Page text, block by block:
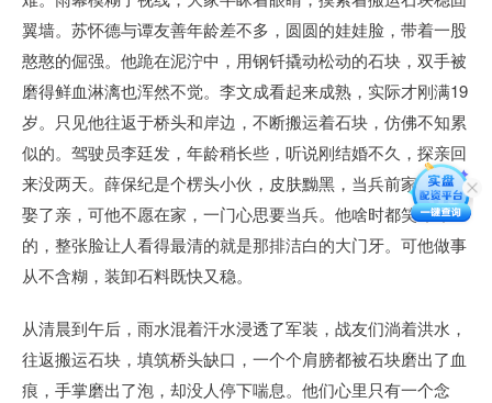
翼墙。苏怀德与谭友善年龄差不多，圆圆的娃娃脸，带着一股
憨憨的倔强。他跪在泥泞中，用钢钎撬动松动的石块，双手被
磨得鲜血淋漓也浑然不觉。李文成看起来成熟，实际才刚满19
岁。只见他往返于桥头和岸边，不断搬运着石块，仿佛不知累
似的。驾驶员李廷发，年龄稍长些，听说刚结婚不久，探亲回
来没两天。薛保纪是个楞头小伙，皮肤黝黑，当兵前家里给他
娶了亲，可他不愿在家，一门心思要当兵。他啥时都笑眯眯
的，整张脸让人看得最清的就是那排洁白的大门牙。可他做事
从不含糊，装卸石料既快又稳。
从清晨到午后，雨水混着汗水浸透了军装，战友们淌着洪水，
往返搬运石块，填筑桥头缺口，一个个肩膀都被石块磨出了血
痕，手掌磨出了泡，却没人停下喘息。他们心里只有一个念